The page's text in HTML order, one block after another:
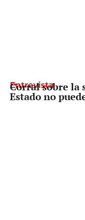
Entrevista
Corral sobre la
Estado no